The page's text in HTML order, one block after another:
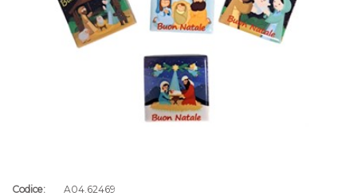
Codice: A04.62469